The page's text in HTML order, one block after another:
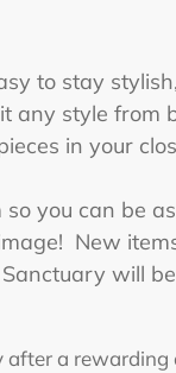
sy to stay stylish
it any style from
ieces in your clos
so you can be as
mage! New item
Sanctuary will be
after a rewarding